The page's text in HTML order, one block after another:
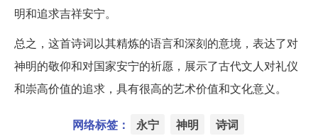
明和追求吉祥安宁。
总之，这首诗词以其精炼的语言和深刻的意境，表达了对
神明的敬仰和对国家安宁的祈愿，展示了古代文人对礼仪
和崇高价值的追求，具有很高的艺术价值和文化意义。
网络标签： 永宁 神明 诗词